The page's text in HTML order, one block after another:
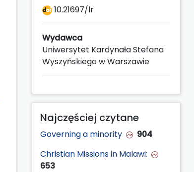
10.21697/lr
Wydawca
Uniwersytet Kardynała Stefana
Wyszyńskiego w Warszawie
Najczęściej czytane
Governing a minority
904
Christian Missions in Malawi:
653